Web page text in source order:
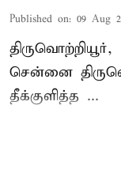
Published on: 09 Aug
திருவொற்றியூர்,
சென்னை
தீக்குளித்த ...